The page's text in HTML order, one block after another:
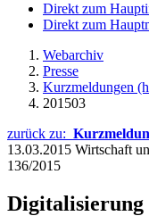
Direkt zum
Direkt zum
Webarchiv
Presse
Kurzmeldungen
201503
zurück zu:
13.03.2015 Wirtschaft
136/2015
Digitalisierung